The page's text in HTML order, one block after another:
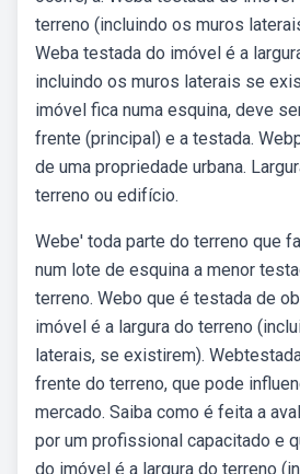
terreno (incluindo os muros
Weba testada do imóvel é a
incluindo os muros laterais se
imóvel fica numa esquina, deve
frente (principal) e a testada.
de uma propriedade urbana.
terreno ou edifício.
Webe' toda parte do terreno que
num lote de esquina a menor
terreno. Webo que é testada de
imóvel é a largura do terreno
laterais, se existirem).
frente do terreno, que pode
mercado. Saiba como é feita a
por um profissional capacitado e
do imóvel é a largura do terreno